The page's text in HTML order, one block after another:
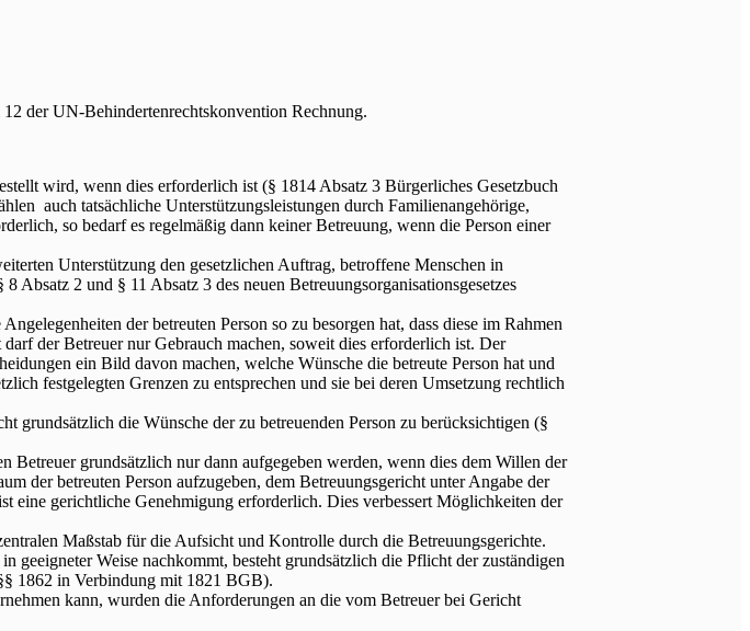
der UN-Behindertenrechtskonvention Rechnung.
wird, wenn dies erforderlich ist (§ 1814 Absatz 3 Bürgerliches Gesetzbuch
auch tatsächliche Unterstützungsleistungen durch Familienangehörige,
so bedarf es regelmäßig dann keiner Betreuung, wenn die Person einer
Unterstützung den gesetzlichen Auftrag, betroffene Menschen in
Absatz 2 und § 11 Absatz 3 des neuen Betreuungsorganisationsgesetzes
der betreuten Person so zu besorgen hat, dass diese im Rahmen
der Betreuer nur Gebrauch machen, soweit dies erforderlich ist. Der
ein Bild davon machen, welche Wünsche die betreute Person hat und
festgelegten Grenzen zu entsprechen und sie bei deren Umsetzung rechtlich
grundsätzlich die Wünsche der zu betreuenden Person zu berücksichtigen (§
Betreuer grundsätzlich nur dann aufgegeben werden, wenn dies dem Willen der
der betreuten Person aufzugeben, dem Betreuungsgericht unter Angabe der
eine gerichtliche Genehmigung erforderlich. Dies verbessert Möglichkeiten der
Maßstab für die Aufsicht und Kontrolle durch die Betreuungsgerichte.
geeigneter Weise nachkommt, besteht grundsätzlich die Pflicht der zuständigen
1862 in Verbindung mit 1821 BGB).
kann, wurden die Anforderungen an die vom Betreuer bei Gericht